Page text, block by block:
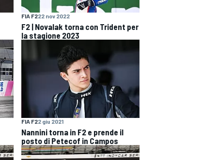
FIA F222 nov 2022
F2 | Novalak torna con Trident per
la stagione 2023
FIA F22 giu 2021
Nannini torna in F2 e prende il
posto di Petecof in Campos